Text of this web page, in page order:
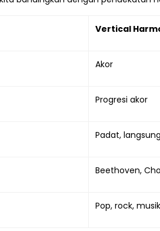
Vertical
Akor
Progresi akor
Padat,
Beethoven,
Pop, rock,